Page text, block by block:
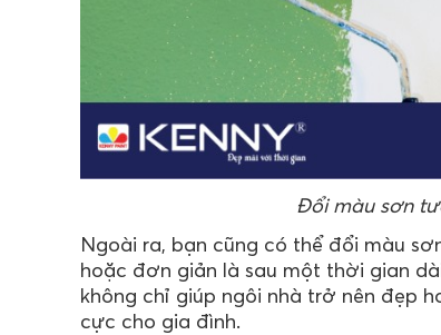
Đổi màu sơn
Ngoài ra, bạn cũng có thể đổi màu
hoặc đơn giản là sau một thời gian
không chỉ giúp ngôi nhà trở nên đẹp
cực cho gia đình.